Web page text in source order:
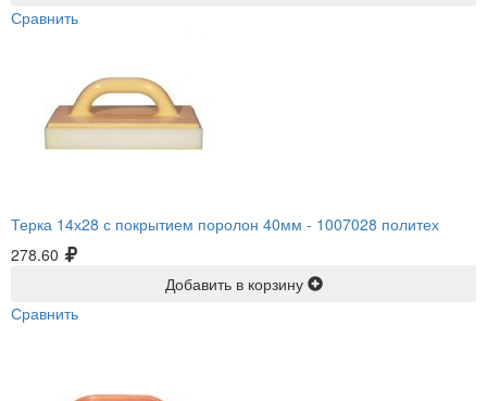
Сравнить
Терка 14х28 с покрытием поролон 40мм - 1007028 политех
278.60
Добавить в корзину
Сравнить